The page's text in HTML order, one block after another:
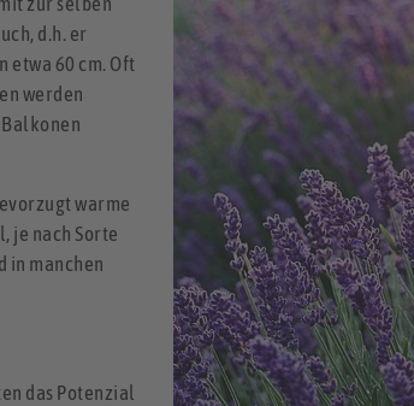
d.h. er
etwa 60 cm. Oft
werden
warme
je nach Sorte
in manchen
das Potenzial